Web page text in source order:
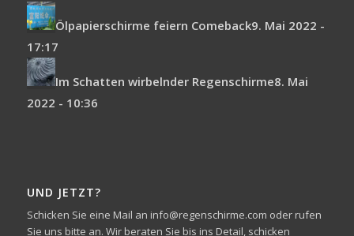
Ölpapierschirme feiern Comeback9. Mai 2022 -
17:17
Im Schatten wirbelnder Regenschirme8. Mai
2022 - 10:36
UND JETZT?
Schicken Sie eine Mail an info@regenschirme.com oder rufen
Sie uns bitte an. Wir beraten Sie bis ins Detail, schicken